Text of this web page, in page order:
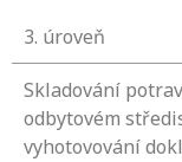
3. úroveň
Skladování
odbytovém
vyhotovování